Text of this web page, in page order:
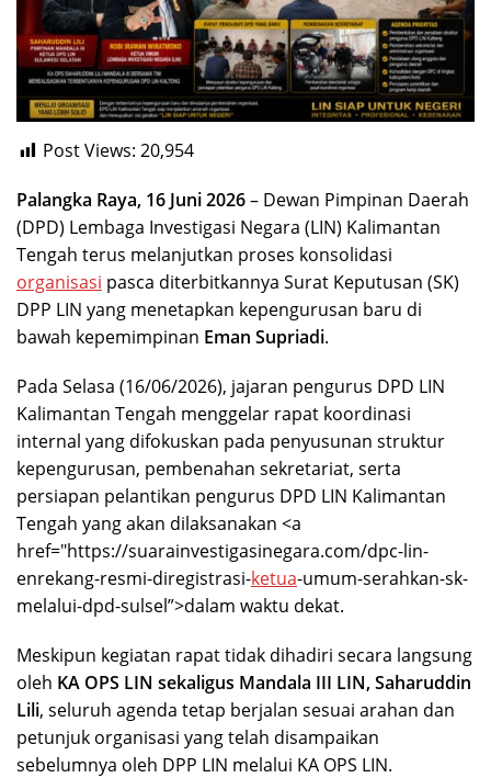
Post Views: 20,954
Palangka Raya, 16 Juni 2026– Dewan Pimpinan Daerah
(DPD) Lembaga Investigasi Negara (LIN) Kalimantan
Tengah terus melanjutkan proses konsolidasi
organisasi pasca diterbitkannya Surat Keputusan (SK)
DPP LIN yang menetapkan kepengurusan baru di
bawah kepemimpinan Eman Supriadi.
Pada Selasa (16/06/2026), jajaran pengurus DPD LIN
Kalimantan Tengah menggelar rapat koordinasi
internal yang difokuskan pada penyusunan struktur
kepengurusan, pembenahan sekretariat, serta
persiapan pelantikan pengurus DPD LIN Kalimantan
Tengah yang akan dilaksanakan <a
href="https://suarainvestigasinegara.com/dpc-lin-
enrekang-resmi-diregistrasi-ketua-umum-serahkan-sk-
melalui-dpd-sulsel”>dalam waktu dekat.
Meskipun kegiatan rapat tidak dihadiri secara langsung
oleh KA OPS LIN sekaligus Mandala III LIN, Saharuddin
Lili, seluruh agenda tetap berjalan sesuai arahan dan
petunjuk organisasi yang telah disampaikan
sebelumnya oleh DPP LIN melalui KA OPS LIN.